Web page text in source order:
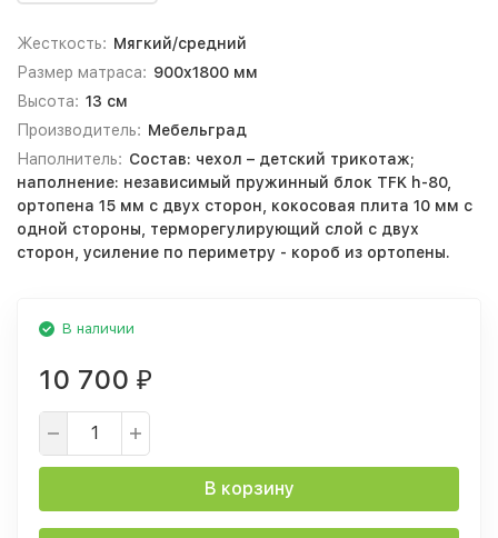
Жесткость: Мягкий/средний
Размер матраса: 900x1800 мм
Высота: 13 см
Производитель: Мебельград
Наполнитель: Состав: чехол – детский трикотаж;
наполнение: независимый пружинный блок TFK h-80,
ортопена 15 мм с двух сторон, кокосовая плита 10 мм с
одной стороны, терморегулирующий слой с двух
сторон, усиление по периметру - короб из ортопены.
В наличии
10 700 ₽
В корзину